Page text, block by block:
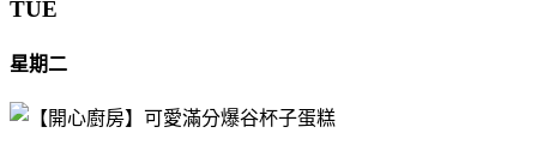
TUE
星期二